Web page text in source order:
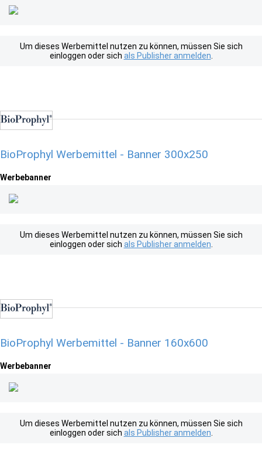
Um dieses Werbemittel nutzen zu können, müssen Sie sich
einloggen oder sich als Publisher anmelden
BioProphyl Werbemittel - Banner 300x250
Werbebanner
Um dieses Werbemittel nutzen zu können, müssen Sie sich
einloggen oder sich als Publisher anmelden
BioProphyl Werbemittel - Banner 160x600
Werbebanner
Um dieses Werbemittel nutzen zu können, müssen Sie sich
einloggen oder sich als Publisher anmelden